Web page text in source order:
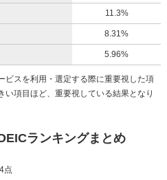
11.3%
8.31%
5.96%
ビスを利用・選定する際に重要視した項
い項目ほど、重要視している結果となり
ランキングまとめ
点